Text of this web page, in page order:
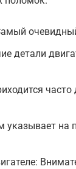
детали
на